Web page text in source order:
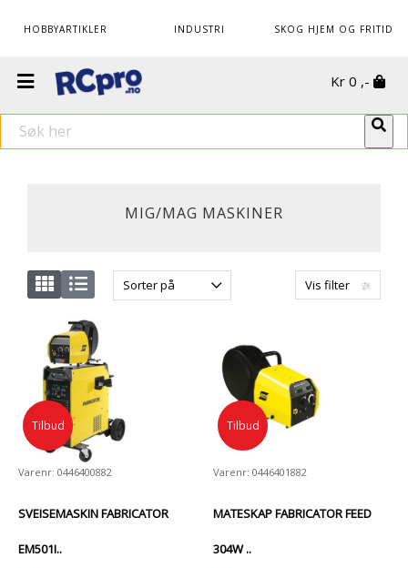
HOBBYARTIKLER INDUSTRI SKOG HJEM OG FRITID
Kr 0 ,-
MIG/MAG MASKINER
Vis filter
Sorter på
Tilbud
Varenr: 0446400882
SVEISEMASKIN FABRICATOR
EM501I..
Tilbud
Varenr: 0446401882
MATESKAP FABRICATOR FEED
304W ..